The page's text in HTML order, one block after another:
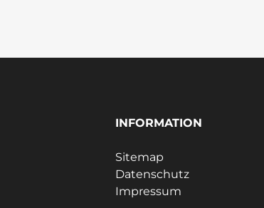
INFORMATION
Sitemap
Datenschutz
Impressum